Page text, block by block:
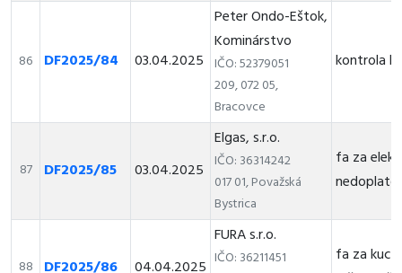
86 DF2025/84 03.04.2025
Peter Ondo-Eštok,
Kominárstvo
IČO: 52379051
209, 072 05,
Bracovce
kontrola
87 DF2025/85 03.04.2025
Elgas, s.r.o.
IČO: 36314242
017 01, Považská
Bystrica
fa za
88 DF2025/86 04.04.2025
FURA s.r.o.
IČO: 36211451
fa za